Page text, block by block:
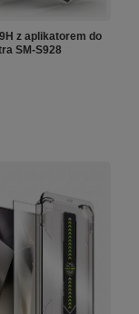
z aplikatorem do
SM-S928